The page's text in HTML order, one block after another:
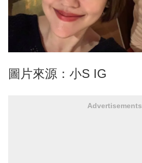
圖片來源：小S IG
Advertisements